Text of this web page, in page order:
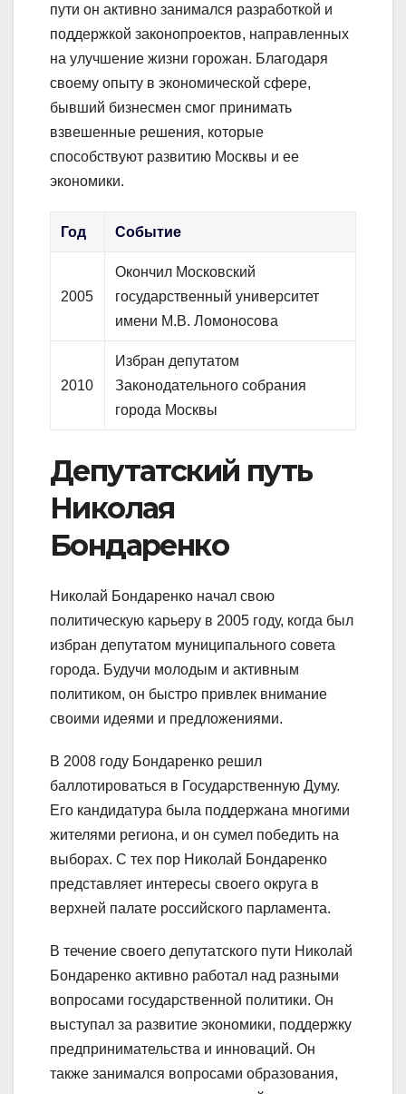
пути он активно занимался разработкой и
поддержкой законопроектов, направленных
на улучшение жизни горожан. Благодаря
своему опыту в экономической сфере,
бывший бизнесмен смог принимать
взвешенные решения, которые
способствуют развитию Москвы и ее
экономики.
Год Событие
2005
Окончил Московский
государственный университет
имени М.В. Ломоносова
2010
Избран депутатом
Законодательного собрания
города Москвы
Депутатский путь
Николая
Бондаренко
Николай Бондаренко начал свою
политическую карьеру в 2005 году, когда был
избран депутатом муниципального совета
города. Будучи молодым и активным
политиком, он быстро привлек внимание
своими идеями и предложениями.
В 2008 году Бондаренко решил
баллотироваться в Государственную Думу.
Его кандидатура была поддержана многими
жителями региона, и он сумел победить на
выборах. С тех пор Николай Бондаренко
представляет интересы своего округа в
верхней палате российского парламента.
В течение своего депутатского пути Николай
Бондаренко активно работал над разными
вопросами государственной политики. Он
выступал за развитие экономики, поддержку
предпринимательства и инноваций. Он
также занимался вопросами образования,